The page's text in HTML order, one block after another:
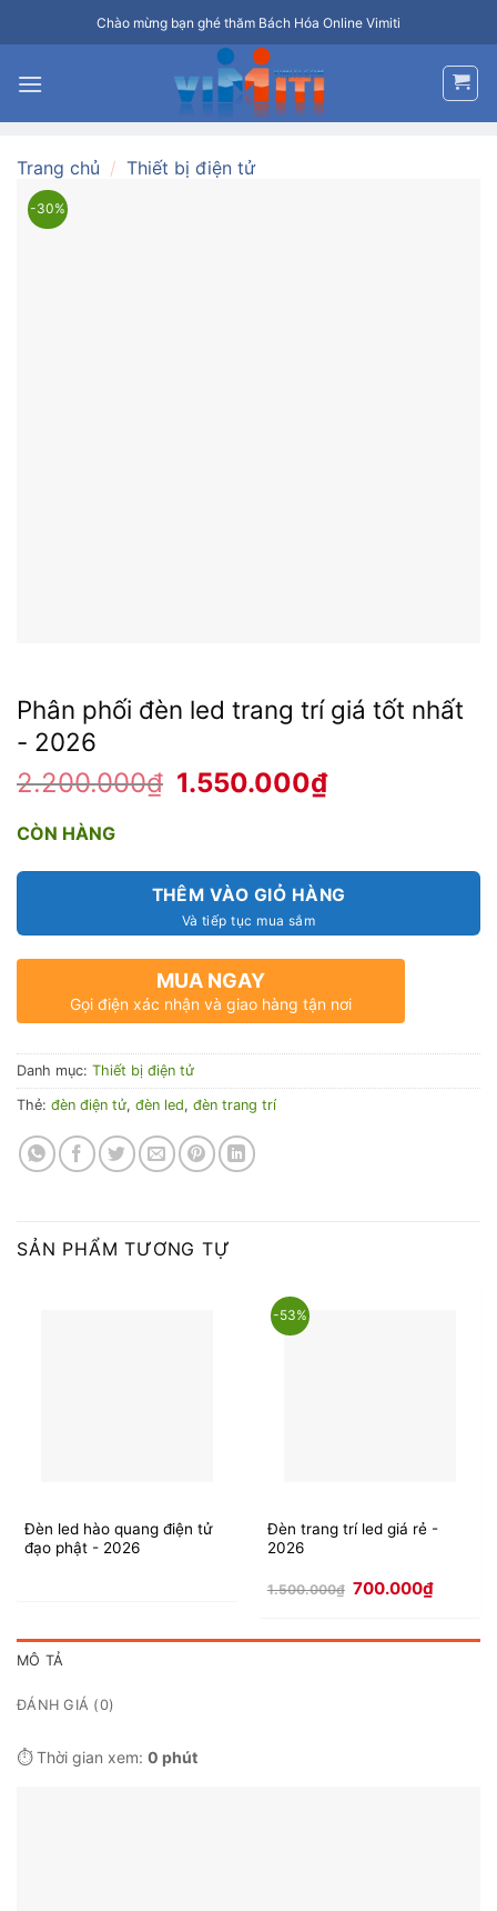
qua
dung
Chào mừng bạn ghé thăm Bách Hóa Online Vimiti
Trang chủ / Thiết bị điện tử
-30%
Phân phối đèn led trang trí giá tốt nhất
- 2026
2.200.000₫
Giá
gốc
1.550.000₫Giá
CÒN HÀNG
THÊM VÀO GIỎ HÀNG
MUA NGAY
Gọi điện xác nhận và giao hàng tận nơi
Danh mục: Thiết bị điện tử
Thẻ: đèn điện tử, đèn led, đèn trang trí
SẢN PHẨM TƯƠNG TỰ
Đèn led hào quang điện tử
đạo phật - 2026
-53%
Đèn trang trí led giá rẻ -
2026
1.500.000₫ Giá
gốc
700.000₫Giá
MÔ TẢ
ĐÁNH GIÁ (0)
⏱️ Thời gian xem: 0 phút